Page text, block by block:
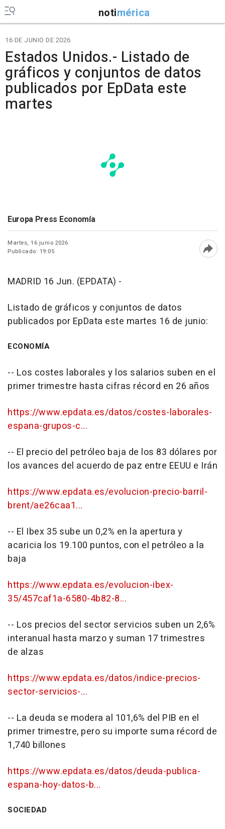
notimérica
16 DE JUNIO DE 2026
Estados Unidos.- Listado de
gráficos y conjuntos de datos
publicados por EpData este
martes
Europa Press Economía
Martes, 16 junio 2026
Publicado: 19:05
MADRID 16 Jun. (EPDATA) -
Listado de gráficos y conjuntos de datos
publicados por EpData este martes 16 de junio:
ECONOMÍA
-- Los costes laborales y los salarios suben en el
primer trimestre hasta cifras récord en 26 años
https://www.epdata.es/datos/costes-laborales-
espana-grupos-c...
-- El precio del petróleo baja de los 83 dólares por
los avances del acuerdo de paz entre EEUU e Irán
https://www.epdata.es/evolucion-precio-barril-
brent/ae26caa1...
-- El Ibex 35 sube un 0,2% en la apertura y
acaricia los 19.100 puntos, con el petróleo a la
baja
https://www.epdata.es/evolucion-ibex-
35/457caf1a-6580-4b82-8...
-- Los precios del sector servicios suben un 2,6%
interanual hasta marzo y suman 17 trimestres
de alzas
https://www.epdata.es/datos/indice-precios-
sector-servicios-...
-- La deuda se modera al 101,6% del PIB en el
primer trimestre, pero su importe suma récord de
1,740 billones
https://www.epdata.es/datos/deuda-publica-
espana-hoy-datos-b...
SOCIEDAD